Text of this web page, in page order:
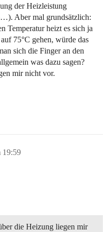
der Heizleistung
Aber mal grundsätzlich:
Temperatur heizt es sich ja
75°C gehen, würde das
sich die Finger an den
was dazu sagen?
mir nicht vor.
19:59
die Heizung liegen mir